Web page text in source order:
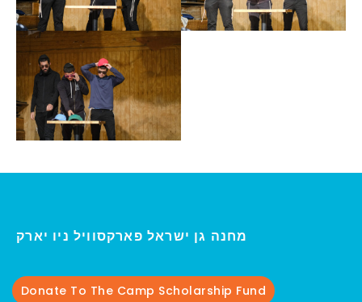
מחנה גן ישראל פארקסוויל ני
Donate To The Camp Scholarship Fund